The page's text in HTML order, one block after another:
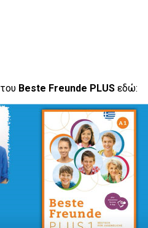
του Beste Freunde PLUS εδώ: